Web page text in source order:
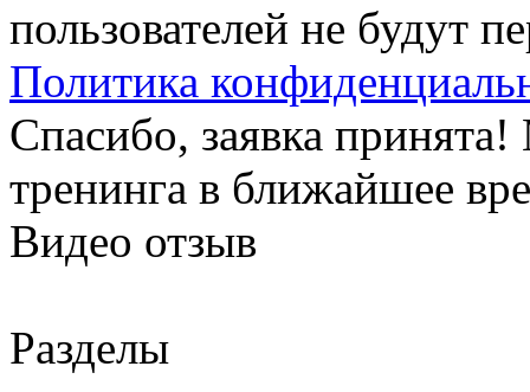
пользователей не будут
Политика
Спасибо, заявка
тренинга в ближайшее
Видео отзыв
Разделы